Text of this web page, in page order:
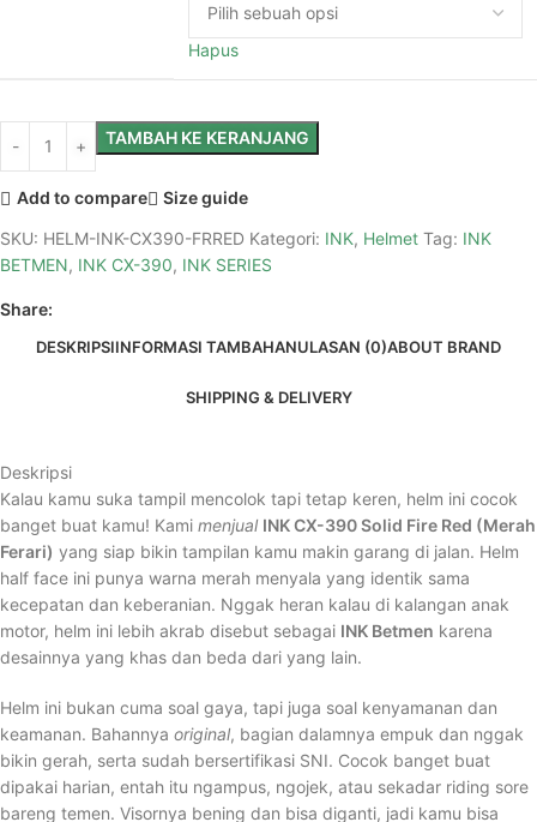
Hapus
TAMBAH KE KERANJANG
Add to compare
Size guide
SKU: HELM-INK-CX390-FRRED Kategori: INK, Helmet Tag: INK
BETMEN, INK CX-390, INK SERIES
Share:
DESKRIPSIINFORMASI TAMBAHANULASAN (0)ABOUT BRAND
SHIPPING & DELIVERY
Deskripsi
Kalau kamu suka tampil mencolok tapi tetap keren, helm ini cocok
banget buat kamu! Kami menjual INK CX-390 Solid Fire Red (Merah
Ferari) yang siap bikin tampilan kamu makin garang di jalan. Helm
half face ini punya warna merah menyala yang identik sama
kecepatan dan keberanian. Nggak heran kalau di kalangan anak
motor, helm ini lebih akrab disebut sebagai INK Betmen karena
desainnya yang khas dan beda dari yang lain.
Helm ini bukan cuma soal gaya, tapi juga soal kenyamanan dan
keamanan. Bahannya original, bagian dalamnya empuk dan nggak
bikin gerah, serta sudah bersertifikasi SNI. Cocok banget buat
dipakai harian, entah itu ngampus, ngojek, atau sekadar riding sore
bareng temen. Visornya bening dan bisa diganti, jadi kamu bisa